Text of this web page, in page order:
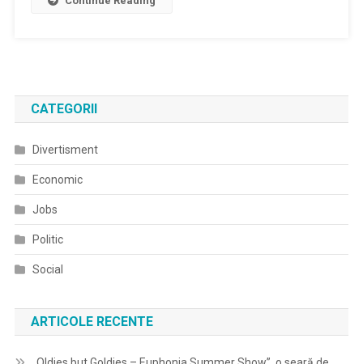
CATEGORII
Divertisment
Economic
Jobs
Politic
Social
ARTICOLE RECENTE